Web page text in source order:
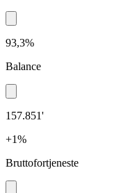
93,3%
Balance
157.851'
+1%
Bruttofortjeneste